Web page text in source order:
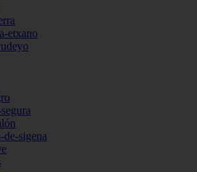
etxano
sigena